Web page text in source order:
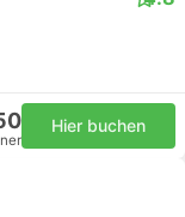
Hier buchen